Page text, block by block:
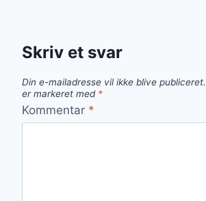
Skriv et svar
Din e-mailadresse vil ikke blive publiceret.
er markeret med *
Kommentar *